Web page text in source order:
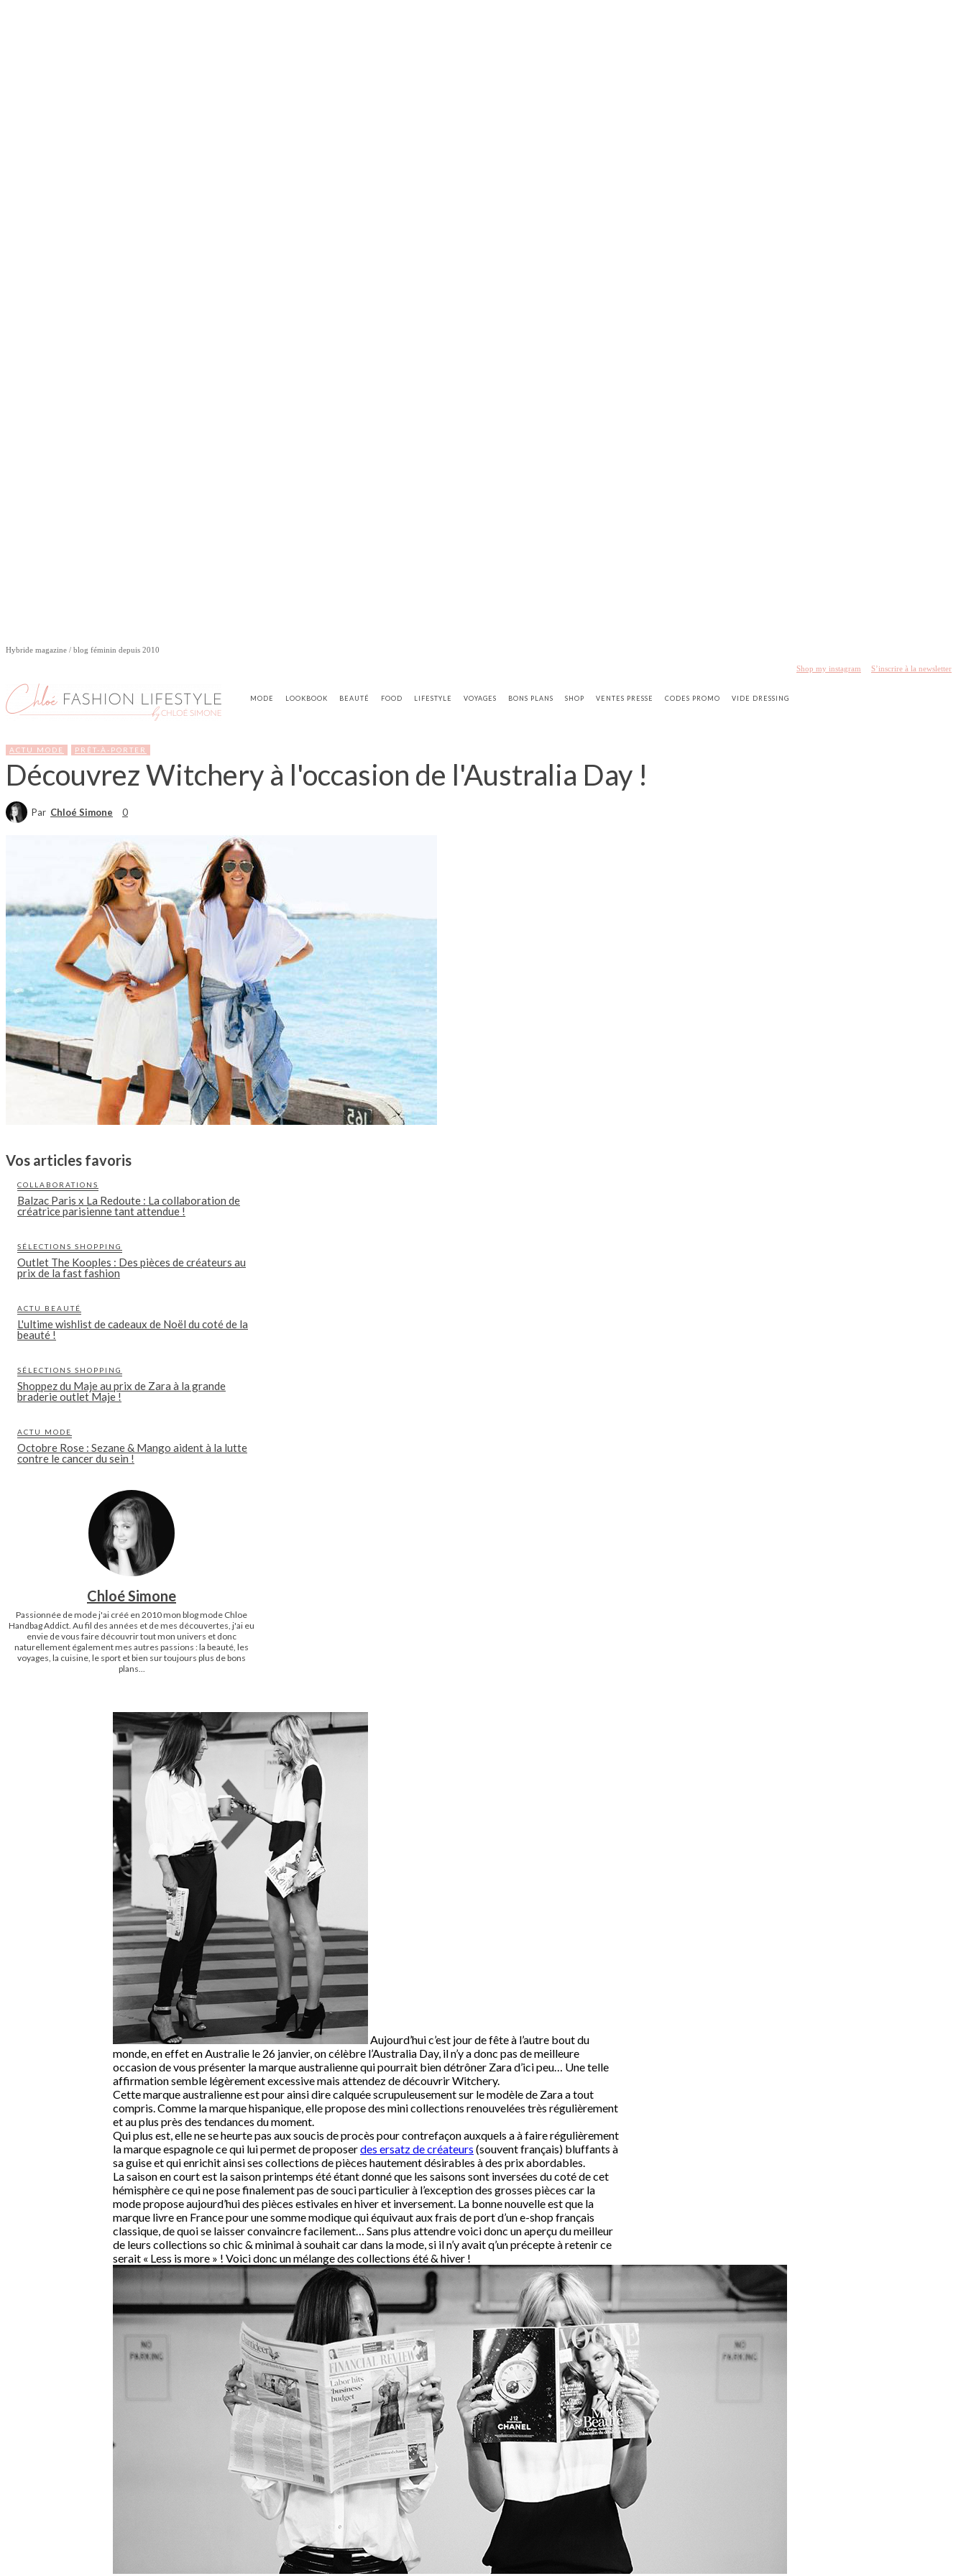
Hybride magazine / blog féminin depuis 2010
Shop my instagram S’inscrire à la newsletter
MODE LOOKBOOK BEAUTÉ FOOD LIFESTYLE VOYAGES BONS PLANS SHOP VENTES PRESSE CODES PROMO VIDE DRESSING
ACTU MODE PRÊT-À-PORTER
Découvrez Witchery à l'occasion de l'Australia Day !
Par Chloé Simone 0
Vos articles favoris
COLLABORATIONS
Balzac Paris x La Redoute : La collaboration de
créatrice parisienne tant attendue !
SÉLECTIONS SHOPPING
Outlet The Kooples : Des pièces de créateurs au
prix de la fast fashion
ACTU BEAUTÉ
L'ultime wishlist de cadeaux de Noël du coté de la
beauté !
SÉLECTIONS SHOPPING
Shoppez du Maje au prix de Zara à la grande
braderie outlet Maje !
ACTU MODE
Octobre Rose : Sezane & Mango aident à la lutte
contre le cancer du sein !
Chloé Simone
Passionnée de mode j'ai créé en 2010 mon blog mode Chloe
Handbag Addict. Au fil des années et de mes découvertes, j'ai eu
envie de vous faire découvrir tout mon univers et donc
naturellement également mes autres passions : la beauté, les
voyages, la cuisine, le sport et bien sur toujours plus de bons
plans...
Aujourd’hui c’est jour de fête à l’autre bout du
monde, en effet en Australie le 26 janvier, on célèbre l’Australia Day, il n’y a donc pas de meilleure
occasion de vous présenter la marque australienne qui pourrait bien détrôner Zara d’ici peu… Une telle
affirmation semble légèrement excessive mais attendez de découvrir Witchery.
Cette marque australienne est pour ainsi dire calquée scrupuleusement sur le modèle de Zara a tout
compris. Comme la marque hispanique, elle propose des mini collections renouvelées très régulièrement
et au plus près des tendances du moment.
Qui plus est, elle ne se heurte pas aux soucis de procès pour contrefaçon auxquels a à faire régulièrement
la marque espagnole ce qui lui permet de proposerdes ersatz de créateurs (souvent français) bluffants à
sa guise et qui enrichit ainsi ses collections de pièces hautement désirables à des prix abordables.
La saison en court est la saison printemps été étant donné que les saisons sont inversées du coté de cet
hémisphère ce qui ne pose finalement pas de souci particulier à l’exception des grosses pièces car la
mode propose aujourd’hui des pièces estivales en hiver et inversement. La bonne nouvelle est que la
marque livre en France pour une somme modique qui équivaut aux frais de port d’un e-shop français
classique, de quoi se laisser convaincre facilement… Sans plus attendre voici donc un aperçu du meilleur
de leurs collections so chic & minimal à souhait car dans la mode, si il n’y avait q’un précepte à retenir ce
serait « Less is more » ! Voici donc un mélange des collections été & hiver !